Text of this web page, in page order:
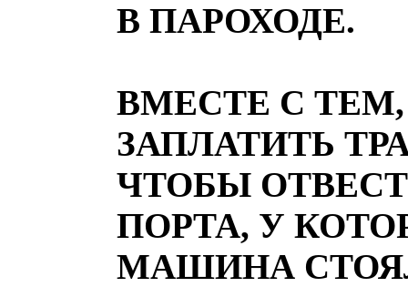
В ПАРОХОДЕ.
ВМЕСТЕ С
ЗАПЛАТИТЬ
ЧТОБЫ
ПОРТА, У
МАШИНА